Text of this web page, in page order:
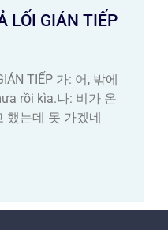
LỐI GIÁN TIẾP
TIẾP 가: 어, 밖에
rồi kìa.나: 비가 온
했는데 못 가겠네